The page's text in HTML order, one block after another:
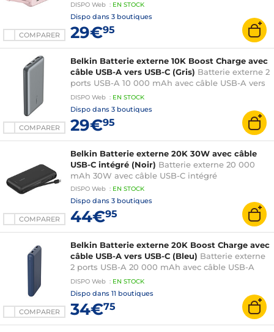
COMPARER
DISPO Web : EN STOCK
Dispo dans 3 boutiques
29€95
COMPARER
Belkin Batterie externe 10K Boost Charge avec
câble USB-A vers USB-C (Gris) Batterie externe 2
ports USB-A 10 000 mAh avec câble USB-A vers
USB-C
DISPO Web : EN STOCK
Dispo dans 3 boutiques
29€95
COMPARER
Belkin Batterie externe 20K 30W avec câble
USB-C intégré (Noir) Batterie externe 20 000
mAh 30W avec câble USB-C intégré
DISPO Web : EN STOCK
Dispo dans 3 boutiques
44€95
COMPARER
Belkin Batterie externe 20K Boost Charge avec
câble USB-A vers USB-C (Bleu) Batterie externe
2 ports USB-A 20 000 mAh avec câble USB-A
vers USB-C
DISPO Web : EN STOCK
Dispo dans 11 boutiques
34€75